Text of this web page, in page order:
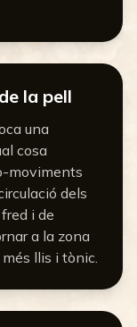
la pell
una
cosa
moviments
dels
i de
a la zona
llis i tònic.